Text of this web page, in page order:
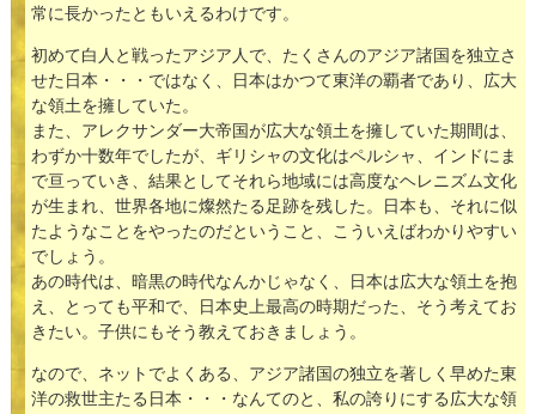
常に長かったともいえるわけです。
初めて白人と戦ったアジア人で、たくさんのアジア諸国を独立さ
せた日本・・・ではなく、日本はかつて東洋の覇者であり、広大
な領土を擁していた。
また、アレクサンダー大帝国が広大な領土を擁していた期間は、
わずか十数年でしたが、ギリシャの文化はペルシャ、インドにま
で亘っていき、結果としてそれら地域には高度なヘレニズム文化
が生まれ、世界各地に燦然たる足跡を残した。日本も、それに似
たようなことをやったのだということ、こういえばわかりやすい
でしょう。
あの時代は、暗黒の時代なんかじゃなく、日本は広大な領土を抱
え、とっても平和で、日本史上最高の時期だった、そう考えてお
きたい。子供にもそう教えておきましょう。
なので、ネットでよくある、アジア諸国の独立を著しく早めた東
洋の救世主たる日本・・・なんてのと、私の誇りにする広大な領